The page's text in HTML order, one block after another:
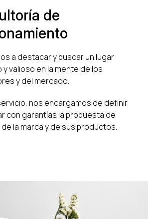
de
a destacar y buscar un lugar
valioso en la mente de los
y del mercado.
nos encargamos de definir
con garantías la propuesta de
la marca y de sus productos.